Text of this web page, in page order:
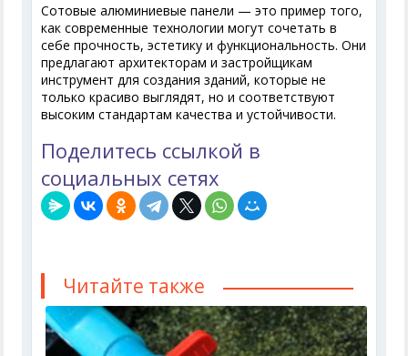
Сотовые алюминиевые панели — это пример того,
как современные технологии могут сочетать в
себе прочность, эстетику и функциональность. Они
предлагают архитекторам и застройщикам
инструмент для создания зданий, которые не
только красиво выглядят, но и соответствуют
высоким стандартам качества и устойчивости.
Поделитесь ссылкой в
социальных сетях
Читайте также